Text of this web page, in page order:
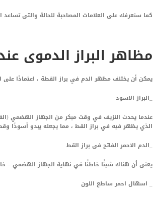
كما سنعرفك على العلامات المصاحبة للحالة والتى
مظاهر البراز الدموى
يمكن أن يختلف مظهر الدم في براز القطة ، اعتمادًا على
_البراز الاسود
عندما يحدث النزيف في وقت مبكر من الجهاز الهضمي
الذي يظهر فيه في براز القط ، مما يجعله يبدو أسودًا
_الدم الاحمر الفاتح فى براز القط
يعنى أن هناك شيئًا خاطئًا في نهاية الجهاز الهضمي –
_ اسهال احمر ساطع اللون